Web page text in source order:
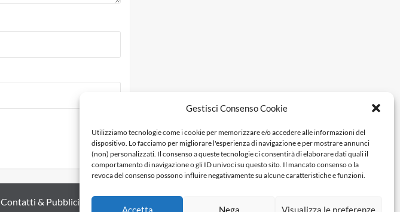
Gestisci Consenso Cookie
Utilizziamo tecnologie come i cookie per memorizzare e/o accedere alle informazioni del
dispositivo. Lo facciamo per migliorare l'esperienza di navigazione e per mostrare annunci
(non) personalizzati. Il consenso a queste tecnologie ci consentirà di elaborare dati quali il
comportamento di navigazione o gli ID univoci su questo sito. Il mancato consenso o la
revoca del consenso possono influire negativamente su alcune caratteristiche e funzioni.
Accetta Nega Visualizza le preferenze
Contatti & Pubblicità